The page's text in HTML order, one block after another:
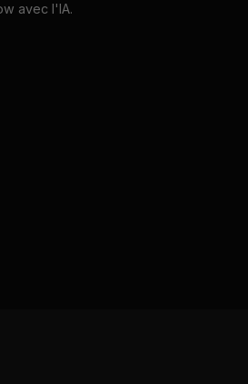
avec l'IA.